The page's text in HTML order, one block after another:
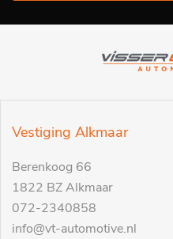
Vestiging Alkmaar
Berenkoog 66
1822 BZ Alkmaar
072-2340858
info@vt-automotive.nl